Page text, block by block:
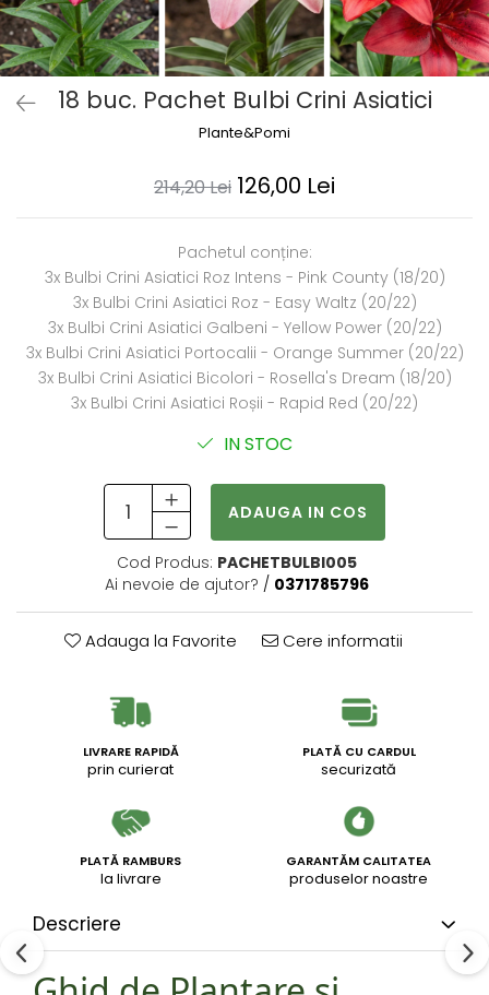
Corn
Smochin
Kaki
18 buc. Pachet Bulbi Crini Asiatici
Plante&Pomi
214,20 Lei 126,00 Lei
Pachetul conține:
3x Bulbi Crini Asiatici Roz Intens - Pink County (18/20)
3x Bulbi Crini Asiatici Roz - Easy Waltz (20/22)
3x Bulbi Crini Asiatici Galbeni - Yellow Power (20/22)
3x Bulbi Crini Asiatici Portocalii - Orange Summer (20/22)
3x Bulbi Crini Asiatici Bicolori - Rosella's Dream (18/20)
3x Bulbi Crini Asiatici Roșii - Rapid Red (20/22)
IN STOC
ADAUGA IN COS
Cod Produs: PACHETBULBI005
Ai nevoie de ajutor? / 0371785796
Adauga la Favorite Cere informatii
LIVRARE RAPIDĂ
prin curierat
PLATĂ CU CARDUL
securizată
PLATĂ RAMBURS
la livrare
GARANTĂM CALITATEA
produselor noastre
Descriere